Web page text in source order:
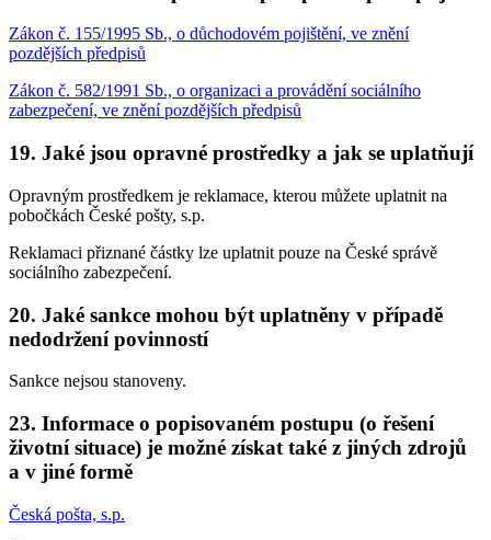
Zákon č. 155/1995 Sb., o důchodovém pojištění, ve znění
pozdějších předpisů
Zákon č. 582/1991 Sb., o organizaci a provádění sociálního
zabezpečení, ve znění pozdějších předpisů
19. Jaké jsou opravné prostředky a jak se uplatňují
Opravným prostředkem je reklamace, kterou můžete uplatnit na
pobočkách České pošty, s.p.
Reklamaci přiznané částky lze uplatnit pouze na České správě
sociálního zabezpečení.
20. Jaké sankce mohou být uplatněny v případě
nedodržení povinností
Sankce nejsou stanoveny.
23. Informace o popisovaném postupu (o řešení
životní situace) je možné získat také z jiných zdrojů
a v jiné formě
Česká pošta, s.p.